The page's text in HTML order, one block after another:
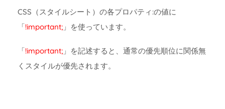
CSS（スタイルシート）の各プロパティ:の値に
「!important; 」を使っています。
「!important; 」を記述すると、通常の優先順位に関係無
くスタイルが優先されます。